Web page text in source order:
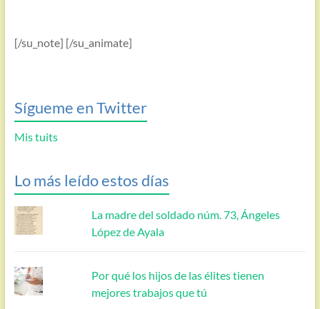
[/su_note] [/su_animate]
Sígueme en Twitter
Mis tuits
Lo más leído estos días
La madre del soldado núm. 73, Ángeles
López de Ayala
Por qué los hijos de las élites tienen
mejores trabajos que tú